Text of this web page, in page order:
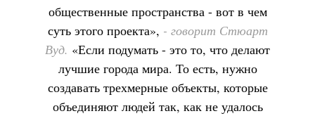
общественные пространства - вот в чем
суть этого проекта», - говорит Стюарт
Вуд. «Если подумать - это то, что делают
лучшие города мира. То есть, нужно
создавать трехмерные объекты, которые
объединяют людей так, как не удалось